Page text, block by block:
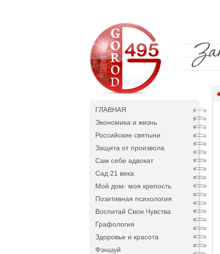
ГЛАВНАЯ
Экономика и жизнь
Российские святыни
Защита от произвола
Сам себе адвокат
Сад 21 века
Мой дом- моя крепость
Позитивная психология
Воспитай Свои Чувства
Графология
Здоровье и красота
Фэншуй